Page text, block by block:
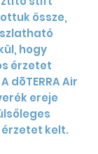
össze,
hogy
érzetet
dōTERRA Air
ereje
kelt.